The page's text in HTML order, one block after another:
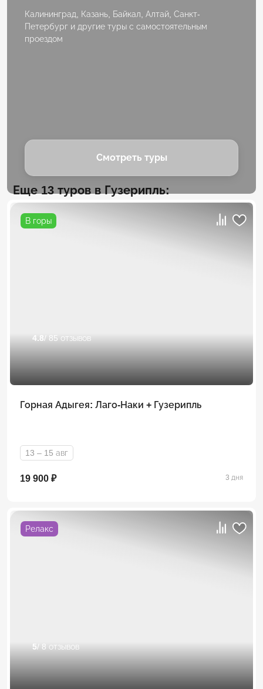
Калининград, Казань, Байкал, Алтай, Санкт-
Петербург и другие туры с самостоятельным
проездом
Смотреть туры
Еще 13 туров в Гузерипль:
В горы
4.8/ 85 отзывов
Горная Адыгея: Лаго-Наки + Гузерипль
13 – 15 авг
19 900 ₽ 3 дня
Релакс
5/ 8 отзывов